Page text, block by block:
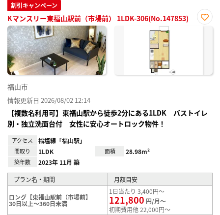
割引キャンペーン
Kマンスリー東福山駅前（市場前） 1LDK-306(No.147853)
お気
福山市
情報更新日 2026/08/02 12:14
【複数名利用可】東福山駅から徒歩2分にある1LDK バストイレ
別・独立洗面台付 女性に安心オートロック物件！
アクセス 福塩線「福山駅」
間取り 1LDK 面積 28.98m²
築年数 2023年 11月 築
プラン名・期間 月額目安
ロング【東福山駅前（市場前】
30日以上～360日未満
1日当たり 3,400円～
121,800 円/月～
初期費用他 22,000円～